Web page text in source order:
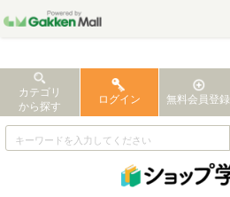
カテゴリ
から探す
ログイン 無料会員登録